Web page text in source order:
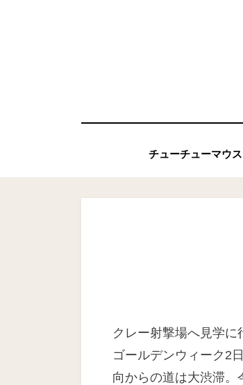
チューチューマウ
クレー射撃場へ見学に
ゴールデンウィーク2
向からの道は大渋滞。